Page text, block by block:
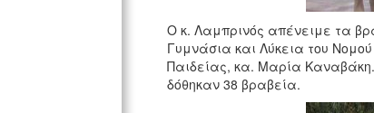
Ο κ. Λαμπρινός απένειμε τα
Γυμνάσια και Λύκεια του
Παιδείας, κα. Μαρία
δόθηκαν 38 βραβεία.